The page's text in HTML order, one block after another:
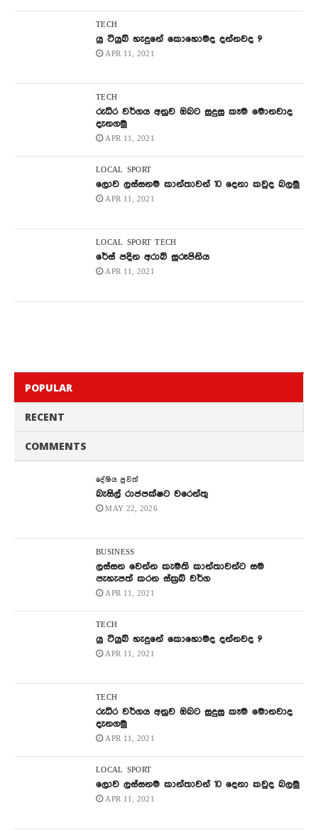
TECH
යු ටියුබ් හැදුනේ කොහොමද දන්නවද ?
APR 11, 2021
TECH
රුධිර වර්ගය අනුව ඔබට සුදුසු කෑම මොනවාද
දැනගමු
APR 11, 2021
LOCAL SPORT
ලොව ලස්සනම කාන්තාවන් 10 දෙනා කවුද බලමු
APR 11, 2021
LOCAL SPORT TECH
රේස් පදින අරාබි සුරූපිනිය
APR 11, 2021
POPULAR
RECENT
COMMENTS
දේශිය පුවත්
බැසිල් රාජපක්ෂට වරෙන්තු
MAY 22, 2026
BUSINESS
ලස්සන වෙන්න කැමති කාන්තාවන්ට සම
පැහැපත් කරන ස්ක්‍රබ් වර්ග
APR 11, 2021
TECH
යු ටියුබ් හැදුනේ කොහොමද දන්නවද ?
APR 11, 2021
TECH
රුධිර වර්ගය අනුව ඔබට සුදුසු කෑම මොනවාද
දැනගමු
APR 11, 2021
LOCAL SPORT
ලොව ලස්සනම කාන්තාවන් 10 දෙනා කවුද බලමු
APR 11, 2021